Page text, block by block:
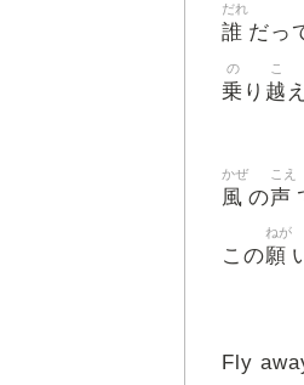
誰
だれ
だっ
乗
の
り 越
こ
風
かぜ
の声
こえ
この願
ねが
Fly